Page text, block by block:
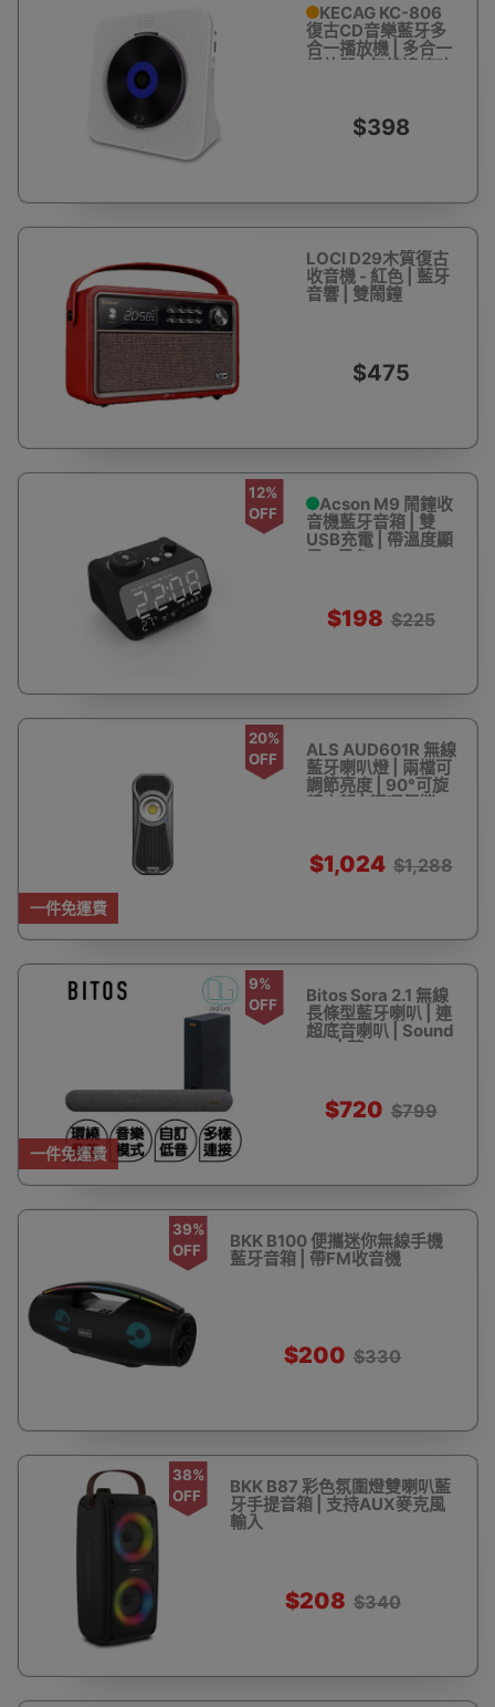
KECAG KC-806
復古CD音樂藍牙多
合一播放機 | 多合一
播放器 | 無線遙控功
$398
LOCI D29木質復古
收音機 - 紅色 | 藍牙
音響 | 雙鬧鐘
$475
12%
OFF
Acson M9 鬧鐘收
音機藍牙音箱 | 雙
USB充電 | 帶溫度顯
示 - 黑色
$198 $225
一件免運費
20%
OFF
ALS AUD601R 無線
藍牙喇叭燈 | 兩檔可
調節亮度 | 90°可旋
轉支架 | 輕巧便攜
$1,024 $1,288
一件免運費
9%
OFF
Bitos Sora 2.1 無線
長條型藍牙喇叭 | 連
超底音喇叭 | Sound
Bar | 藍
音/EQ | 香港行貨
$720 $799
39%
OFF
BKK B100 便攜迷你無線手機
藍牙音箱 | 帶FM收音機
$200 $330
38%
OFF
BKK B87 彩色氛圍燈雙喇叭藍
牙手提音箱 | 支持AUX麥克風
輸入
$208 $340